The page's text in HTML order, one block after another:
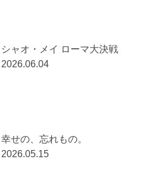
シャオ・メイ ローマ大決戦
2026.06.04
幸せの、忘れもの。
2026.05.15